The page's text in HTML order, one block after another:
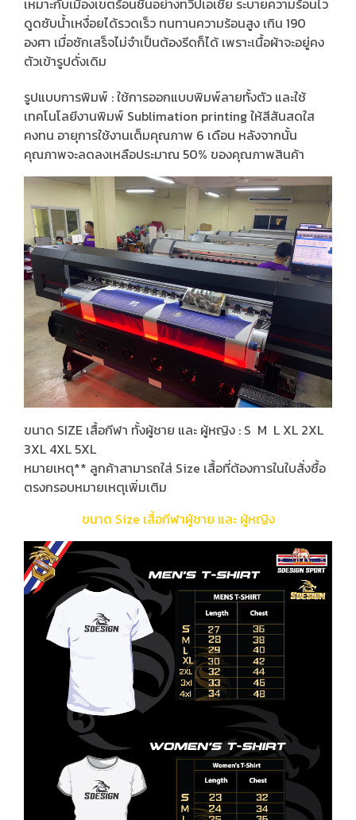
เหมาะกับเมืองเขตร้อนชื้นอย่างทวีปเอเชีย ระบายความร้อนไว
ดูดซับน้ำเหงื่อยได้รวดเร็ว ทนทานความร้อนสูง เกิน 190
องศา เมื่อซักเสร็จไม่จำเป็นต้องรีดก็ได้ เพราะเนื้อผ้าจะอยู่คง
ตัวเข้ารูปดั่งเดิม
รูปแบบการพิมพ์ : ใช้การออกแบบพิมพ์ลายทั้งตัว และใช้
เทคโนโลยีงานพิมพ์ Sublimation printing ให้สีสันสดใส
คงทน อายุการใช้งานเต็มคุณภาพ 6 เดือน หลังจากนั้น
คุณภาพจะลดลงเหลือประมาณ 50% ของคุณภาพสินค้า
ขนาด SIZE เสื้อกีฬา ทั้งผู้ชาย และ ผู้หญิง : S M L XL 2XL
3XL 4XL 5XL
หมายเหตุ** ลูกค้าสามารถใส่ Size เสื้อที่ต้องการในใบสั่งซื้อ
ตรงกรอบหมายเหตุเพิ่มเติม
ขนาด Size เสื้อกีฬาผู้ชาย และ ผู้หญิง